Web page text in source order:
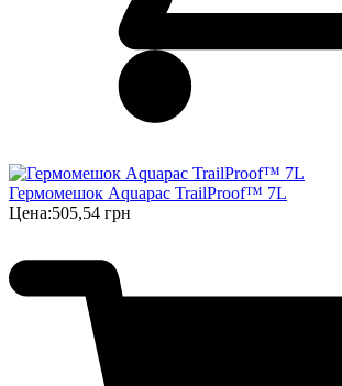
Гермомешок Aquapac TrailProof™ 7L
Цена:505,54 грн